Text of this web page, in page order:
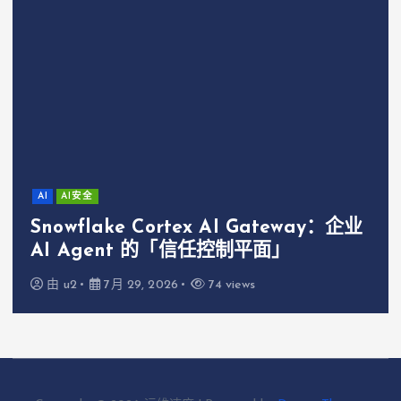
AI AI安全
Snowflake Cortex AI Gateway：企业
AI Agent 的「信任控制平面」
由 u2 7月 29, 2026 74 views